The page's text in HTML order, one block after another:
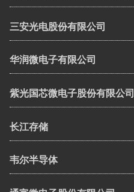
三安光电股份有限公司
华润微电子有限公司
紫光国芯微电子股份有限公司
长江存储
韦尔半导体